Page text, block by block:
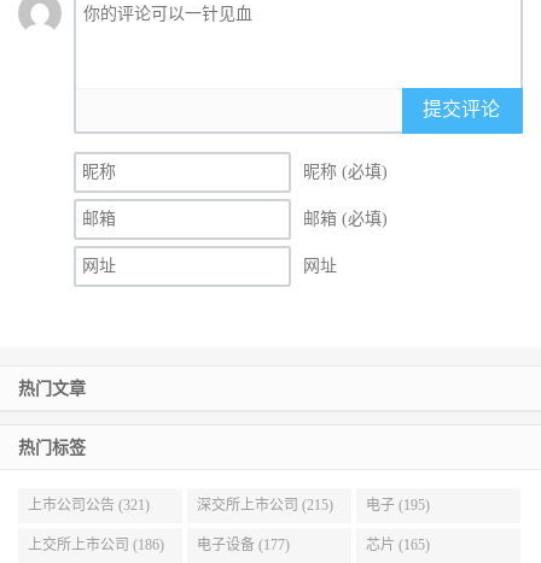
提交评论
昵称 (必填)
邮箱 (必填)
网址
热门文章
热门标签
上市公司公告 (321) 深交所上市公司 (215) 电子 (195)
上交所上市公司 (186) 电子设备 (177) 芯片 (165)